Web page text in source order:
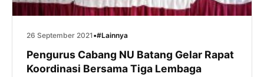
26 September 2021 •#Lainnya
Pengurus Cabang NU Batang Gelar Rapat
Koordinasi Bersama Tiga Lembaga